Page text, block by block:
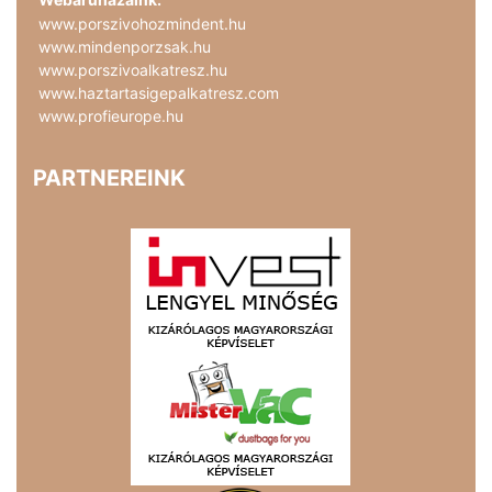
www.porszivohozmindent.hu
www.mindenporzsak.hu
www.porszivoalkatresz.hu
www.haztartasigepalkatresz.com
www.profieurope.hu
PARTNEREINK